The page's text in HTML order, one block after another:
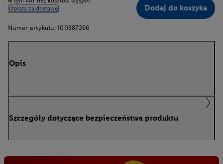
Opłata za dostawę
Dodaj do koszyka
Numer artykułu: 100387266
Opis
Szczegóły dotyczące bezpieczeństwa produktu